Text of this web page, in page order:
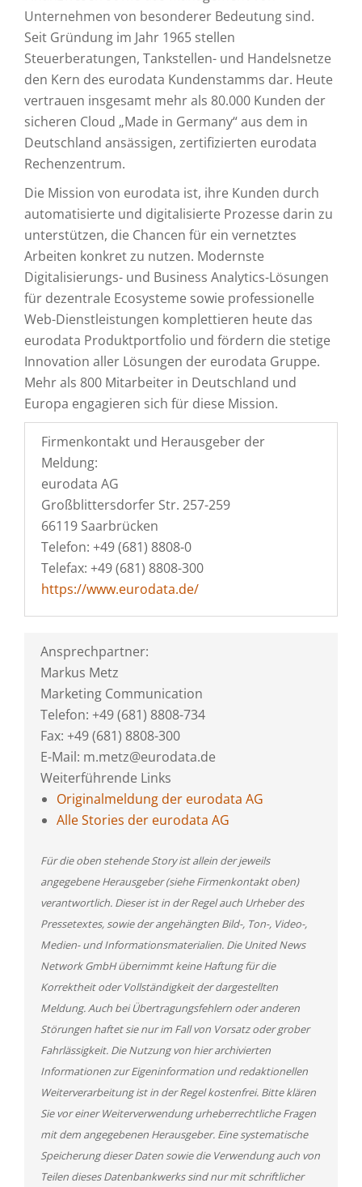
Unternehmen von besonderer Bedeutung sind.
Seit Gründung im Jahr 1965 stellen
Steuerberatungen, Tankstellen- und Handelsnetze
den Kern des eurodata Kundenstamms dar. Heute
vertrauen insgesamt mehr als 80.000 Kunden der
sicheren Cloud „Made in Germany“ aus dem in
Deutschland ansässigen, zertifizierten eurodata
Rechenzentrum.
Die Mission von eurodata ist, ihre Kunden durch
automatisierte und digitalisierte Prozesse darin zu
unterstützen, die Chancen für ein vernetztes
Arbeiten konkret zu nutzen. Modernste
Digitalisierungs- und Business Analytics-Lösungen
für dezentrale Ecosysteme sowie professionelle
Web-Dienstleistungen komplettieren heute das
eurodata Produktportfolio und fördern die stetige
Innovation aller Lösungen der eurodata Gruppe.
Mehr als 800 Mitarbeiter in Deutschland und
Europa engagieren sich für diese Mission.
Firmenkontakt und Herausgeber der
Meldung:
eurodata AG
Großblittersdorfer Str. 257-259
66119 Saarbrücken
Telefon: +49 (681) 8808-0
Telefax: +49 (681) 8808-300
https://www.eurodata.de/
Ansprechpartner:
Markus Metz
Marketing Communication
Telefon: +49 (681) 8808-734
Fax: +49 (681) 8808-300
E-Mail: m.metz@eurodata.de
Weiterführende Links
Originalmeldung der eurodata AG
Alle Stories der eurodata AG
Für die oben stehende Story ist allein der jeweils
angegebene Herausgeber (siehe Firmenkontakt oben)
verantwortlich. Dieser ist in der Regel auch Urheber des
Pressetextes, sowie der angehängten Bild-, Ton-, Video-,
Medien- und Informationsmaterialien. Die United News
Network GmbH übernimmt keine Haftung für die
Korrektheit oder Vollständigkeit der dargestellten
Meldung. Auch bei Übertragungsfehlern oder anderen
Störungen haftet sie nur im Fall von Vorsatz oder grober
Fahrlässigkeit. Die Nutzung von hier archivierten
Informationen zur Eigeninformation und redaktionellen
Weiterverarbeitung ist in der Regel kostenfrei. Bitte klären
Sie vor einer Weiterverwendung urheberrechtliche Fragen
mit dem angegebenen Herausgeber. Eine systematische
Speicherung dieser Daten sowie die Verwendung auch von
Teilen dieses Datenbankwerks sind nur mit schriftlicher